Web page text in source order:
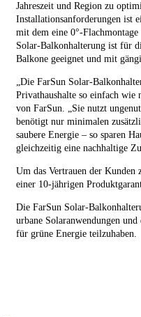
Jahreszeit und Region zu
Installationsanforderungen ist
mit dem eine 0°-
Solar-Balkonhalterung ist für
Balkone geeignet und mit
„Die FarSun Solar-
Privathaushalte so einfach wie
von FarSun. „Sie nutzt
benötigt nur minimalen
saubere Energie – so sparen
gleichzeitig eine nachhaltige
Um das Vertrauen der
einer 10-jährigen
Die FarSun Solar-
urbane Solaranwendungen
für grüne Energie teilzuhaben.